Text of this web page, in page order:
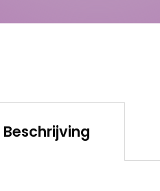
Beschrijving